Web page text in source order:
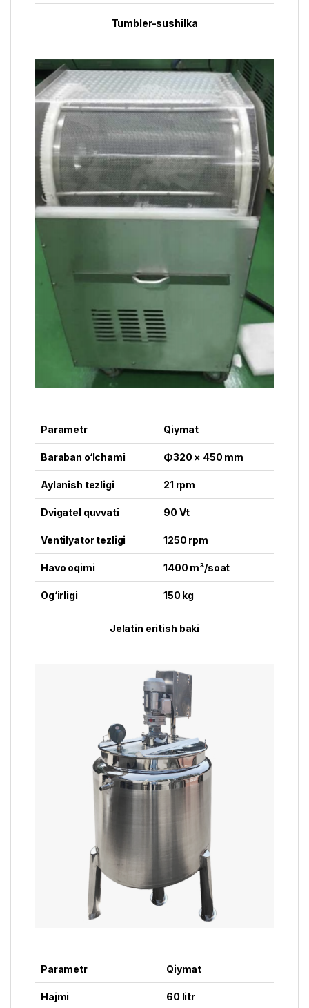
Tumbler-sushilka
Parametr Qiymat
Baraban o‘lchami Φ320 × 450 mm
Aylanish tezligi 21 rpm
Dvigatel quvvati 90 Vt
Ventilyator tezligi 1250 rpm
Havo oqimi 1400 m³/soat
Og‘irligi 150 kg
Jelatin eritish baki
Parametr Qiymat
Hajmi 60 litr